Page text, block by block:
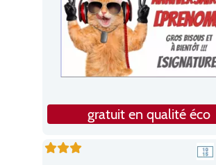
gratuit en qualité éco